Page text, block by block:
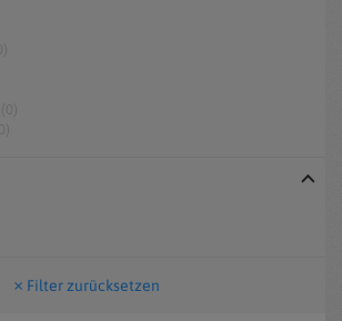
Filter zurücksetzen